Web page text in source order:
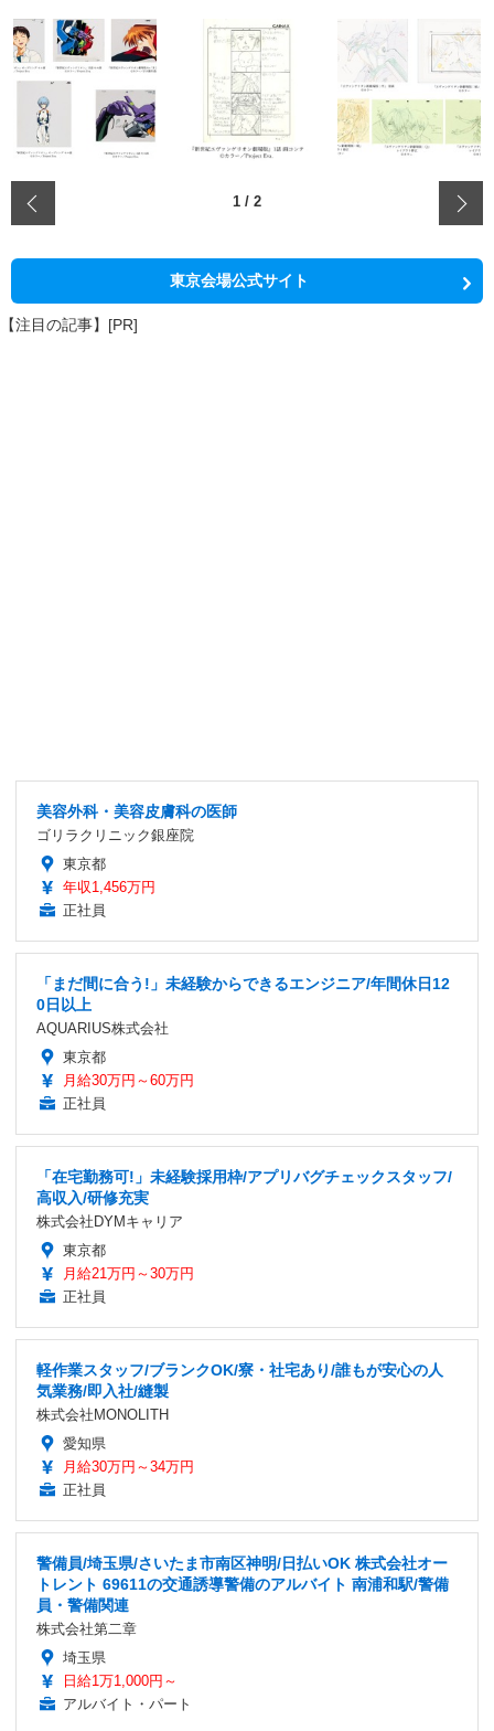
1 / 2
東京会場公式サイト
【注目の記事】[PR]
美容外科・美容皮膚科の医師
ゴリラクリニック銀座院
東京都
年収1,456万円
正社員
「まだ間に合う!」未経験からできるエンジニア/年間休日12
0日以上
AQUARIUS株式会社
東京都
月給30万円～60万円
正社員
「在宅勤務可!」未経験採用枠/アプリバグチェックスタッフ/
高収入/研修充実
株式会社DYMキャリア
東京都
月給21万円～30万円
正社員
軽作業スタッフ/ブランクOK/寮・社宅あり/誰もが安心の人
気業務/即入社/縫製
株式会社MONOLITH
愛知県
月給30万円～34万円
正社員
警備員/埼玉県/さいたま市南区神明/日払いOK 株式会社オー
トレント 69611の交通誘導警備のアルバイト 南浦和駅/警備
員・警備関連
株式会社第二章
埼玉県
日給1万1,000円～
アルバイト・パート